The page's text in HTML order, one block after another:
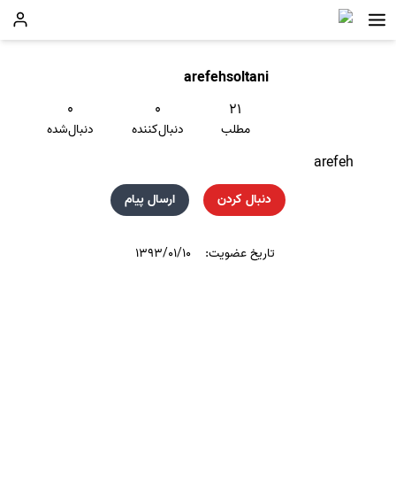
arefehsoltani
۲۱
مطلب
۰
دنبال‌کننده
۰
دنبال‌شده
arefeh
دنبال کردن ارسال پیام
تاریخ عضویت: ۱۳۹۳/۰۱/۱۰